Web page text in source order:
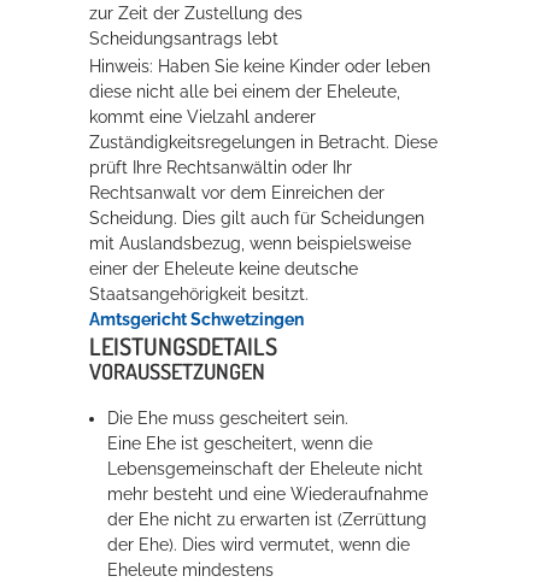
Erleben in Hockenheim
Spaß unter prickelnden Wasserfällen, das rauschende Meer im
Wellenbecken oder doch lieber die pure Entspannung auf der
Sprudelliege im Solebecken?
zur Zeit der Zustellung des
Scheidungsantrags lebt
Hinweis: Haben Sie keine Kinder oder leben
diese nicht alle bei einem der Eheleute,
kommt eine Vielzahl anderer
Zuständigkeitsregelungen in Betracht. Diese
prüft Ihre Rechtsanwältin oder Ihr
Rechtsanwalt vor dem Einreichen der
Scheidung. Dies gilt auch für Scheidungen
mit Auslandsbezug, wenn beispielsweise
einer der Eheleute keine deutsche
Staatsangehörigkeit besitzt.
Amtsgericht Schwetzingen
LEISTUNGSDETAILS
VORAUSSETZUNGEN
Die Ehe muss gescheitert sein.
Eine Ehe ist gescheitert, wenn die
Lebensgemeinschaft der Eheleute nicht
mehr besteht und eine Wiederaufnahme
der Ehe nicht zu erwarten ist (Zerrüttung
der Ehe). Dies wird vermutet, wenn die
Eheleute mindestens